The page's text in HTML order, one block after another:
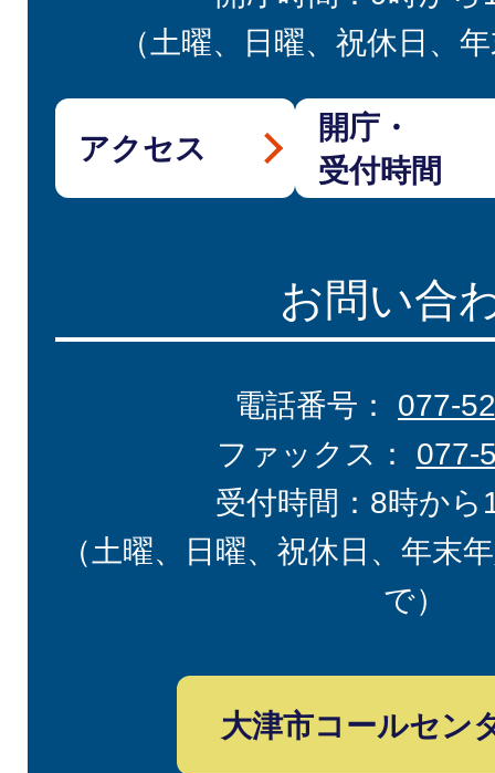
（土曜、日曜、祝休日、
アクセス
開庁・
受付時間
お問い合
電話番号： 077-
ファックス： 077-
受付時間：8時から
（土曜、日曜、祝休日、年末
で）
大津市コールセン